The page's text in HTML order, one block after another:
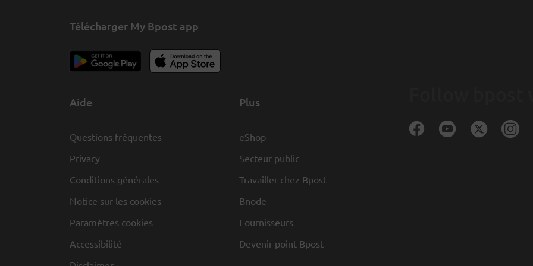
Télécharger My Bpost app
Aide
Questions fréquentes
Privacy
Conditions générales
Notice sur les cookies
Paramètres cookies
Accessibilité
Plus
eShop
Secteur public
Travailler chez Bpost
Bnode
Fournisseurs
Devenir point Bpost